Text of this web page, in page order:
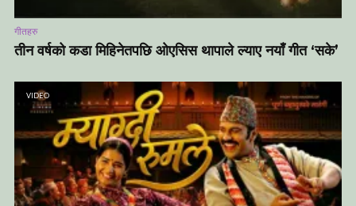
गीतहरु
तीन वर्षको कडा मिहिनेतपछि ओएसिस थापाले ल्याए नयाँ गीत ‘सके’
VIDEO